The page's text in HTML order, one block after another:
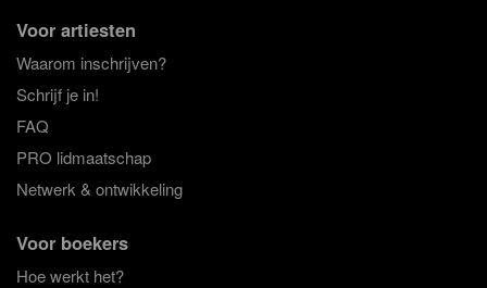
Voor artiesten
Waarom inschrijven?
Schrijf je in!
FAQ
PRO lidmaatschap
Netwerk & ontwikkeling
Voor boekers
Hoe werkt het?